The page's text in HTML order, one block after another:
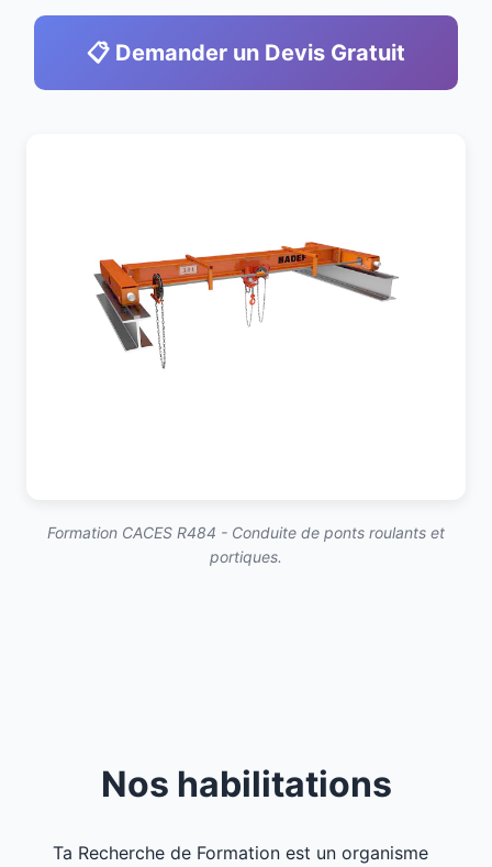
📋 Demander un Devis Gratuit
Formation CACES R484 - Conduite de ponts roulants et
portiques.
Nos habilitations
Ta Recherche de Formation est un organisme